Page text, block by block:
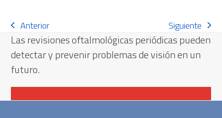
Anterior:
Anterior Siguiente:
Siguiente
Las revisiones oftalmológicas periódicas pueden
detectar y prevenir problemas de visión en un
futuro.